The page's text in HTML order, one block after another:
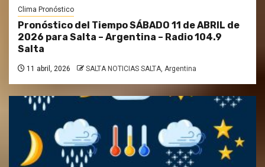
Clima Pronóstico
Pronóstico del Tiempo SÁBADO 11 de ABRIL de
2026 para Salta – Argentina – Radio 104.9
Salta
11 abril, 2026 SALTA NOTICIAS SALTA, Argentina